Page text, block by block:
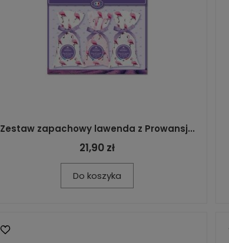
Zestaw zapachowy lawenda z Prowansj...
21,90 zł
Do koszyka